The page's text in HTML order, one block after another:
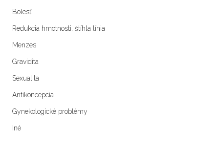
Bolesť
Redukcia hmotnosti, štíhla línia
Menzes
Gravidita
Sexualita
Antikoncepcia
Gynekologické problémy
Iné